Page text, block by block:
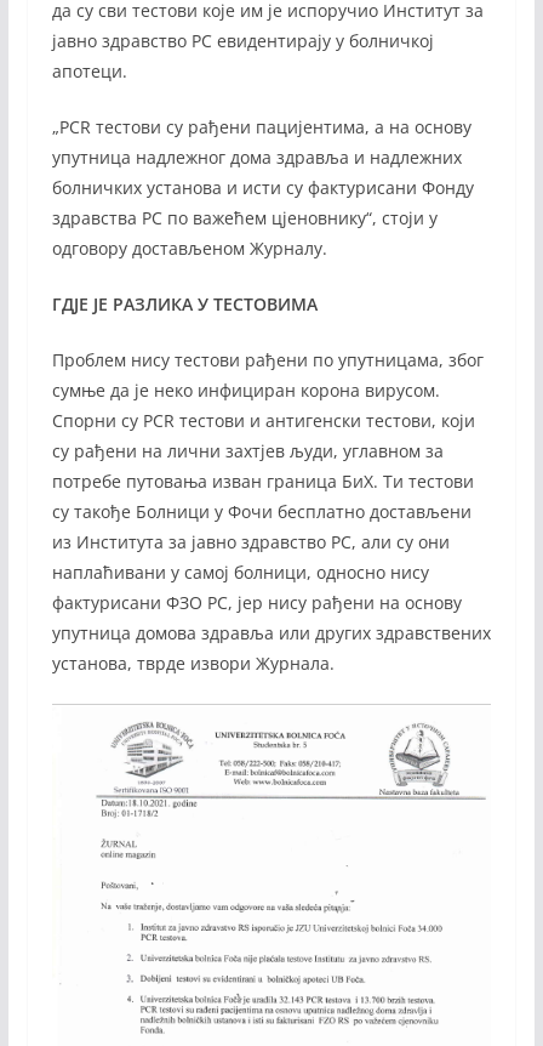
да су сви тестови које им је испоручио Институт за
јавно здравство РС евидентирају у болничкој
апотеци.
„PCR тестови су рађени пацијентима, а на основу
упутница надлежног дома здравља и надлежних
болничких установа и исти су фактурисани Фонду
здравства РС по важећем цјеновнику“, стоји у
одговору достављеном Журналу.
ГДЈЕ ЈЕ РАЗЛИКА У ТЕСТОВИМА
Проблем нису тестови рађени по упутницама, због
сумње да је неко инфициран корона вирусом.
Спорни су PCR тестови и антигенски тестови, који
су рађени на лични захтјев људи, углавном за
потребе путовања изван граница БиХ. Ти тестови
су такође Болници у Фочи бесплатно достављени
из Института за јавно здравство РС, али су они
наплаћивани у самој болници, односно нису
фактурисани ФЗО РС, јер нису рађени на основу
упутница домова здравља или других здравствених
установа, тврде извори Журнала.